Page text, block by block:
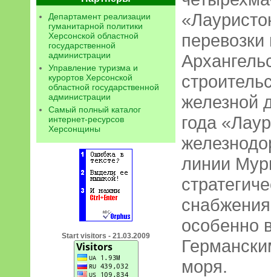
Департамент реализации
гуманитарной политики
Херсонской областной
государственной
администрации
Управление туризма и
курортов Херсонской
областной государственной
администрации
Самый полный каталог
интернет-ресурсов
Херсонщины
Start visitors - 21.03.2009
перевозки
железной
года
линии
особенно
моря.